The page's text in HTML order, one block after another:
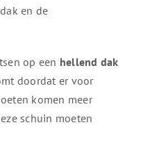
en de
op een hellend dak
doordat er voor
komen meer
schuin moeten